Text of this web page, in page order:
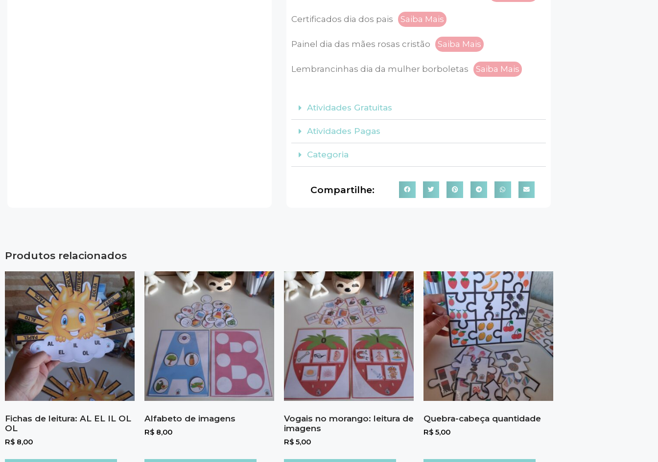
Certificados dia dos pais Saiba Mais
Painel dia das mães rosas cristão Saiba Mais
Lembrancinhas dia da mulher borboletas Saiba Mais
Atividades Gratuitas
Atividades Pagas
Categoria
Compartilhe:
Produtos relacionados
Fichas de leitura: AL EL IL OL
OL
R$ 8,00
Alfabeto de imagens
R$ 8,00
Vogais no morango: leitura de
imagens
R$ 5,00
Quebra-cabeça quantidade
R$ 5,00